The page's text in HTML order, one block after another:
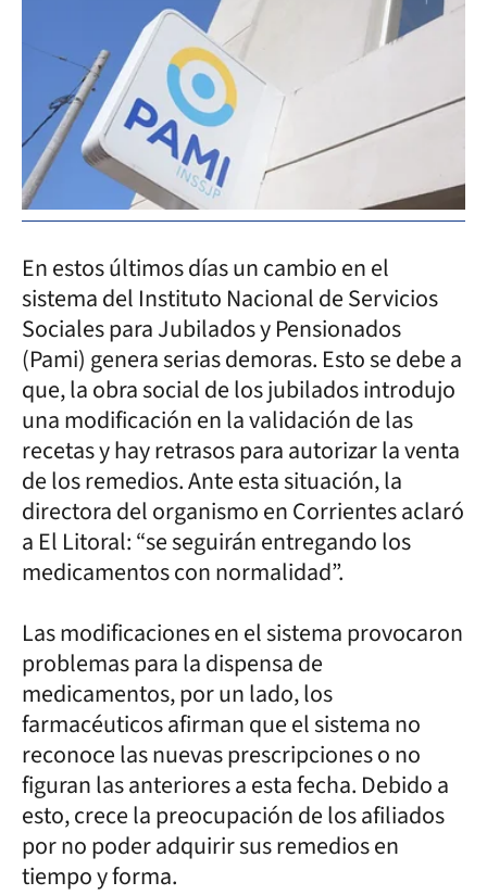
En estos últimos días un cambio en el
sistema del Instituto Nacional de Servicios
Sociales para Jubilados y Pensionados
(Pami) genera serias demoras. Esto se debe a
que, la obra social de los jubilados introdujo
una modificación en la validación de las
recetas y hay retrasos para autorizar la venta
de los remedios. Ante esta situación, la
directora del organismo en Corrientes aclaró
a El Litoral: “se seguirán entregando los
medicamentos con normalidad”.
Las modificaciones en el sistema provocaron
problemas para la dispensa de
medicamentos, por un lado, los
farmacéuticos afirman que el sistema no
reconoce las nuevas prescripciones o no
figuran las anteriores a esta fecha. Debido a
esto, crece la preocupación de los afiliados
por no poder adquirir sus remedios en
tiempo y forma.